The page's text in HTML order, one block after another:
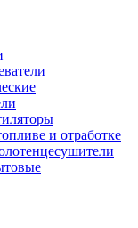
и отработке